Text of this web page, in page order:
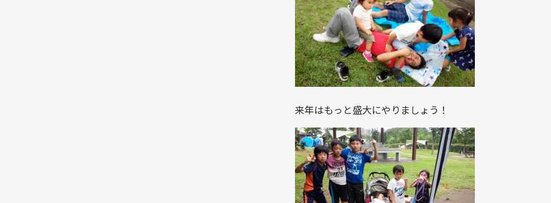
来年はもっと盛大にやりましょう！